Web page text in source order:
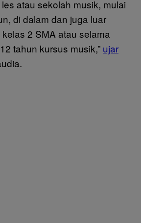
atau sekolah musik, mulai
di dalam dan juga luar
2 SMA atau selama
tahun kursus musik,” ujar